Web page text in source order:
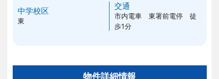
中学校区
東
交通
市内電車 東署前電停 徒
歩1分
物件詳細情報